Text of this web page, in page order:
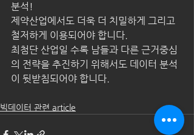
분석!
제약산업에서도 더욱 더 치밀하게 그리고
철저하게 이용되어야 합니다.
최첨단 산업일 수록 남들과 다른 근거중심
의 전략을 추진하기 위해서도 데이터 분석
이 뒷받침되어야 합니다.
빅데이터 관련 article